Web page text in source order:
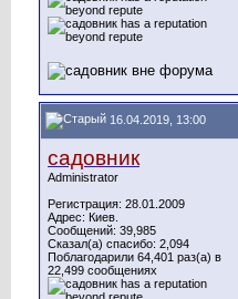
16.04.2019, 13:00
садовник
Administrator
Регистрация: 28.01.2009
Адрес: Киев.
Сообщений: 39,985
Сказал(а) спасибо: 2,094
Поблагодарили 64,401 раз(а) в
22,499 сообщениях